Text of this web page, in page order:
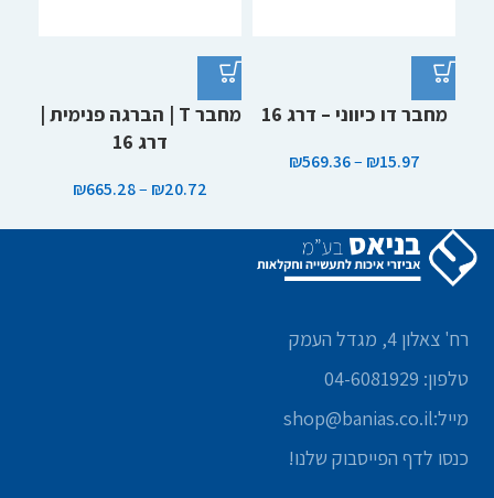
מחבר דו כיווני – דרג 16
₪15.97
–
₪569.36
מחבר T | הברגה פנימית |
דרג 16
₪20.72
–
₪665.28
רח' צאלון 4, מגדל העמק
טלפון: 04-6081929
מייל:shop@banias.co.il
כנסו לדף הפייסבוק שלנו!